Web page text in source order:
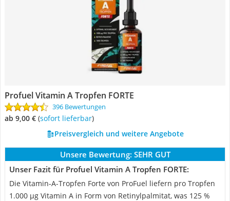
Profuel Vitamin A Tropfen FORTE
396 Bewertungen
ab 9,00 € ( Sofort lieferbar)
Preisvergleich und weitere Angebote
Unsere Bewertung: SEHR GUT
Unser Fazit für Profuel Vitamin A Tropfen FORTE:
Die Vitamin-A-Tropfen Forte von ProFuel liefern pro Tropfen
1.000 µg Vitamin A in Form von Retinylpalmitat, was 125 %